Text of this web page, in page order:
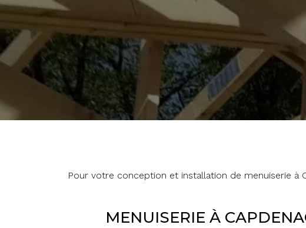
Pour votre conception et installation de menuiserie à
MENUISERIE À